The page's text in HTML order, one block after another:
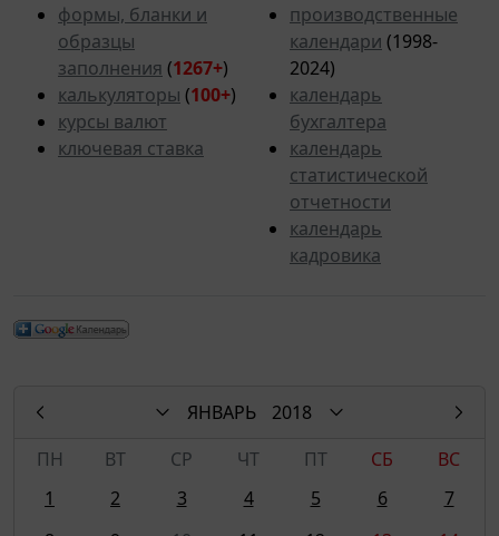
формы, бланки и
образцы
заполнения (1267+)
калькуляторы (100+)
курсы валют
ключевая ставка
производственные
календари (1998-
2024)
календарь
бухгалтера
календарь
статистической
отчетности
календарь
кадровика
ЯНВАРЬ
2018
ПН
ВТ СР ЧТ ПТ СБ
ВС
1
2 3 4 5 6
7